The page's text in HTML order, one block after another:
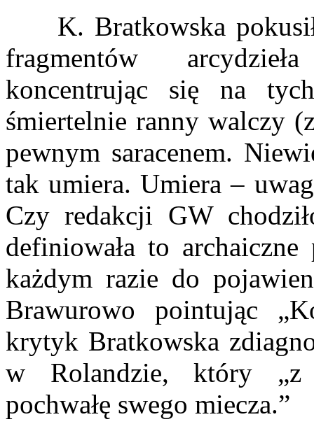
K. Bratkowska
fragmentów
koncentrując się na
śmiertelnie ranny walczy
pewnym saracenem.
tak umiera. Umiera –
Czy redakcji GW
definiowała to
każdym razie do
Brawurowo pointując
krytyk Bratkowska
w Rolandzie, który „z
pochwałę swego miecza.”